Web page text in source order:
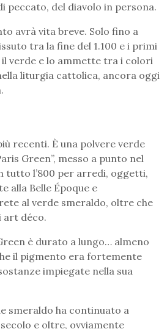
peccato, del diavolo in persona.
avrà vita breve. Solo fino a
tra la fine del 1.100 e i primi
il verde e lo ammette tra i colori
liturgia cattolica, ancora oggi
recenti. È una polvere verde
Green”, messo a punto nel
tutto l’800 per arredi, oggetti,
alla Belle Époque e
al verde smeraldo, oltre che
art déco.
è durato a lungo… almeno
il pigmento era fortemente
impiegate nella sua
smeraldo ha continuato a
e oltre, ovviamente